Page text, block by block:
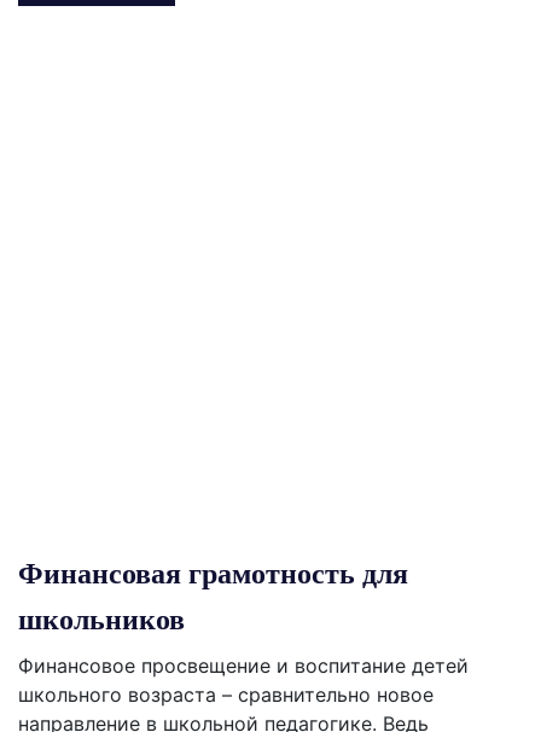
Финансовая грамотность для
школьников
Финансовое просвещение и воспитание детей
школьного возраста – сравнительно новое
направление в школьной педагогике. Ведь